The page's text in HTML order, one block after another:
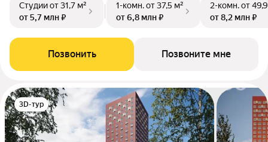
Студииот 31,7 м²
от 5,7 млн ₽
1-комн.от 37,5 м²
от 6,8 млн ₽
2-комн.от
от 8,2 млн ₽
Позвонить Позвоните мне
3D-тур